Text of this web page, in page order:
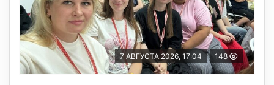
7 АВГУСТА 2026, 17:04 148